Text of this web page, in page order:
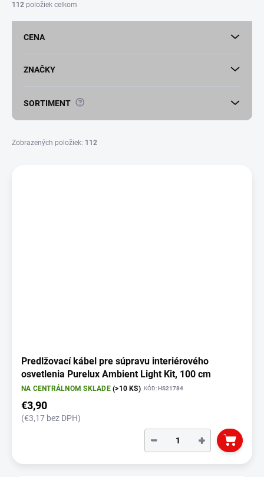
o
112 položiek celkom
CENA
ZNAČKY
SORTIMENT ?
Zobrazených položiek: 112
Predlžovací kábel pre súpravu interiérového
osvetlenia Purelux Ambient Light Kit, 100 cm
NA CENTRÁLNOM SKLADE(>10 KS) KÓD:HS21784
€3,90
(€3,17 bez DPH)
+
−